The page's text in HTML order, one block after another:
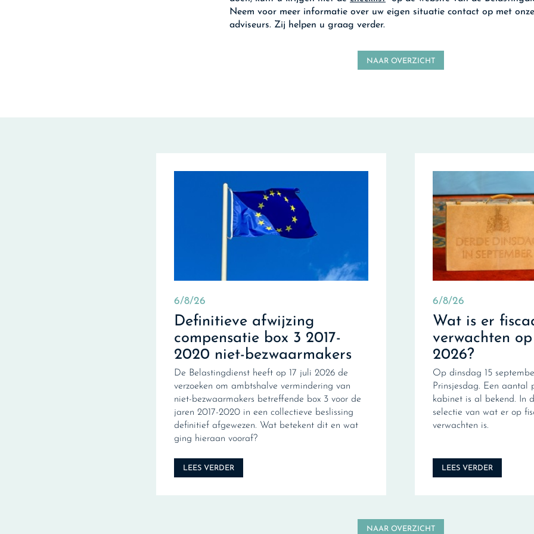
Neem voor meer informatie over uw eigen situatie contact op met onze
adviseurs. Zij helpen u graag verder.
NAAR OVERZICHT
6/8/26
Definitieve afwijzing
compensatie box 3 2017-
2020 niet-bezwaarmakers
De Belastingdienst heeft op 17 juli 2026 de
verzoeken om ambtshalve vermindering van
niet-bezwaarmakers betreffende box 3 voor de
jaren 2017-2020 in een collectieve beslissing
definitief afgewezen. Wat betekent dit en wat
ging hieraan vooraf?
LEES VERDER
6/8/26
Wat is er
verwachten
2026?
Op dinsdag 15
Prinsjesdag. Een aantal
kabinet is al bekend. In
selectie van wat er op
verwachten is.
LEES VERDER
NAAR OVERZICHT